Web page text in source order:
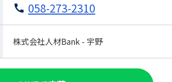
058-273-2310
株式会社人材Bank - 宇野